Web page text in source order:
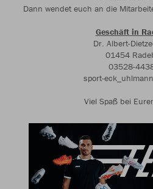
Dann wendet euch an die
Geschäft in
Dr. Albert-
01454
03528-
sport-
Viel Spaß bei